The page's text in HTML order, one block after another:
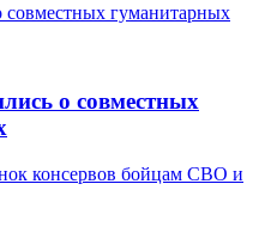
совместных гуманитарных
о совместных
консервов бойцам СВО и